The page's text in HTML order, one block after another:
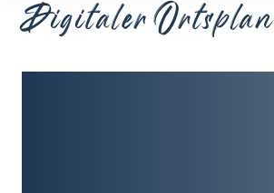
Digitaler Ortsplan